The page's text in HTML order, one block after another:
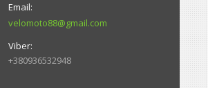
velomoto88@gmail.com
+380936532948